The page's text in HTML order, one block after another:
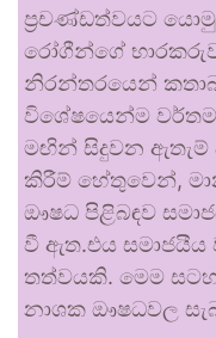
ප්‍රචණ්ඩත්වයට
රෝගීන්ගේ
නිරන්තරයෙන්
විශේෂයෙන්ම
මඟින් සිදුවන ඇතැම්
කිරීම් හේතුවෙන්,
ඖෂධ පිළිබඳව
වී ඇත.එය
තත්වයකි. මෙම
නාශක ඖෂධවල